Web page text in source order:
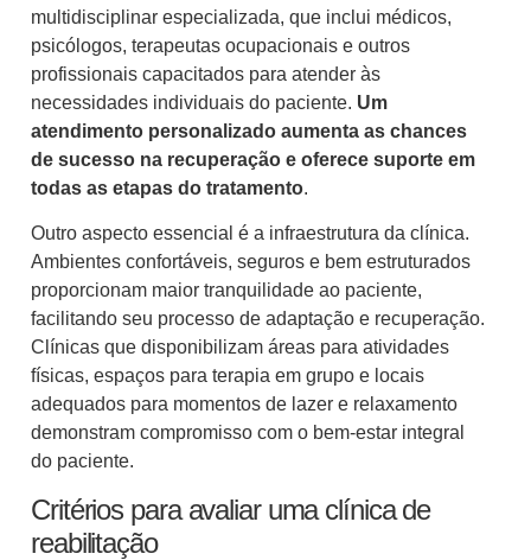
multidisciplinar especializada, que inclui médicos,
psicólogos, terapeutas ocupacionais e outros
profissionais capacitados para atender às
necessidades individuais do paciente. Um
atendimento personalizado aumenta as chances
de sucesso na recuperação e oferece suporte em
todas as etapas do tratamento.
Outro aspecto essencial é a infraestrutura da clínica.
Ambientes confortáveis, seguros e bem estruturados
proporcionam maior tranquilidade ao paciente,
facilitando seu processo de adaptação e recuperação.
Clínicas que disponibilizam áreas para atividades
físicas, espaços para terapia em grupo e locais
adequados para momentos de lazer e relaxamento
demonstram compromisso com o bem-estar integral
do paciente.
Critérios para avaliar uma clínica de
reabilitação